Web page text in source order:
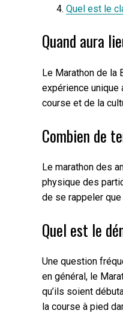
Quel est le
Quand aura
Le Marathon de la
expérience unique
course et de la
Combien de
Le marathon des
physique des
de se rappeler
Quel est le
Une question
en général, le
qu’ils soient
la course à pied